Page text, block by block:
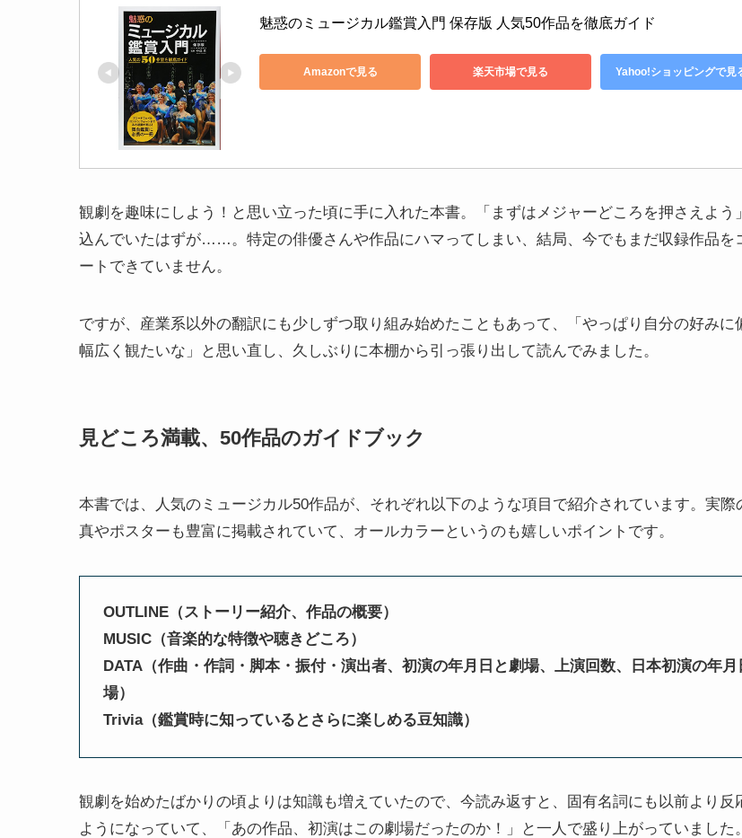
魅惑のミュージカル鑑賞入門 保存版 人気50作品を徹底ガイド
Amazonで見る 楽天市場で見る Yahoo!ショッピングで見
観劇を趣味にしよう！と思い立った頃に手に入れた本書。「まずはメジャーどころを押さえよう
込んでいたはずが……。特定の俳優さんや作品にハマってしまい、結局、今でもまだ収録作品を
ートできていません。
ですが、産業系以外の翻訳にも少しずつ取り組み始めたこともあって、「やっぱり自分の好みに
幅広く観たいな」と思い直し、久しぶりに本棚から引っ張り出して読んでみました。
見どころ満載、50作品のガイドブック
本書では、人気のミュージカル50作品が、それぞれ以下のような項目で紹介されています。実際
真やポスターも豊富に掲載されていて、オールカラーというのも嬉しいポイントです。
OUTLINE（ストーリー紹介、作品の概要）
MUSIC（音楽的な特徴や聴きどころ）
DATA（作曲・作詞・脚本・振付・演出者、初演の年月日と劇場、上演回数、日本初演の年月
場）
Trivia（鑑賞時に知っているとさらに楽しめる豆知識）
観劇を始めたばかりの頃よりは知識も増えていたので、今読み返すと、固有名詞にも以前より反
ようになっていて、「あの作品、初演はこの劇場だったのか！」と一人で盛り上がっていました